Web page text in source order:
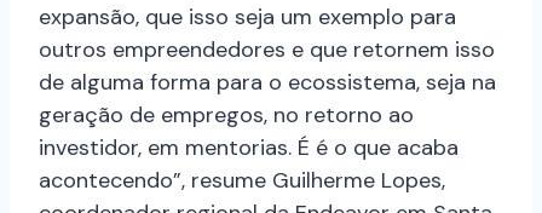
expansão, que isso seja um exemplo para
outros empreendedores e que retornem isso
de alguma forma para o ecossistema, seja na
geração de empregos, no retorno ao
investidor, em mentorias. É é o que acaba
acontecendo”, resume Guilherme Lopes,